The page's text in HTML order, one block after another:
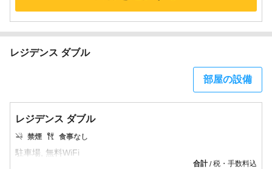
レジデンス ダブル
部屋の設備
レジデンス ダブル
禁煙 食事なし
合計/税・手数料込